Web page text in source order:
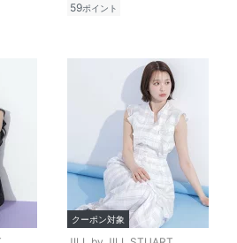
59ポイント
クーポン対象